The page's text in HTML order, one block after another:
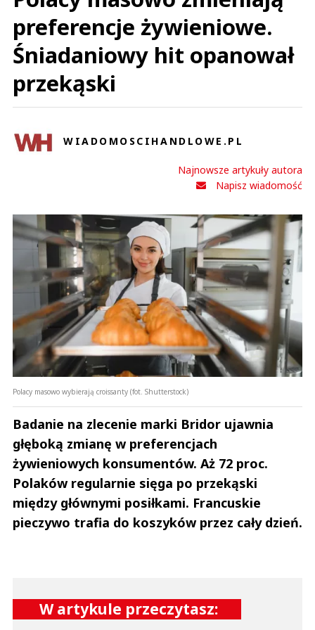
Odpowiedz
Zostaw swoje komentarze
preferencje żywieniowe.
Śniadaniowy hit opanował
przekąski
WIADOMOSCIHANDLOWE.PL
Najnowsze artykuły autora
Napisz wiadomość
Polacy masowo wybierają croissanty (fot. Shutterstock)
Badanie na zlecenie marki Bridor ujawnia
głęboką zmianę w preferencjach
żywieniowych konsumentów. Aż 72 proc.
Polaków regularnie sięga po przekąski
między głównymi posiłkami. Francuskie
pieczywo trafia do koszyków przez cały dzień.
W artykule przeczytasz: